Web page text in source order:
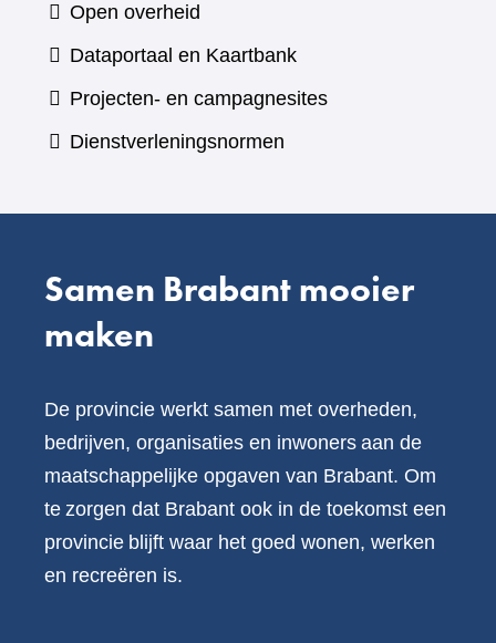
andere
website)
Open overheid
Dataportaal en Kaartbank(verwijst
naar
Projecten- en campagnesites
Dienstverleningsnormen
Samen Brabant mooier
maken
De provincie werkt samen met overheden,
bedrijven, organisaties en inwoners aan de
maatschappelijke opgaven van Brabant. Om
te zorgen dat Brabant ook in de toekomst een
provincie blijft waar het goed wonen, werken
en recreëren is.